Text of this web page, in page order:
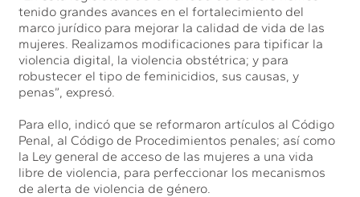
tenido grandes avances en el fortalecimiento del
marco jurídico para mejorar la calidad de vida de las
mujeres. Realizamos modificaciones para tipificar la
violencia digital, la violencia obstétrica; y para
robustecer el tipo de feminicidios, sus causas, y
penas”, expresó.
Para ello, indicó que se reformaron artículos al Código
Penal, al Código de Procedimientos penales; así como
la Ley general de acceso de las mujeres a una vida
libre de violencia, para perfeccionar los mecanismos
de alerta de violencia de género.